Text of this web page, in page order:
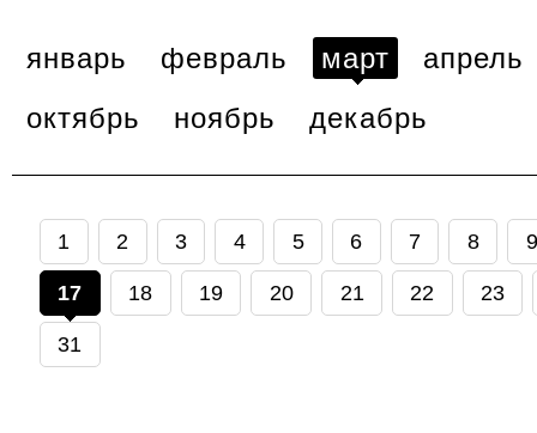
январь февраль март
апрель
октябрь
ноябрь декабрь
1 2 3 4 5 6 7 8 9
17 18 19 20 21 22 23
31